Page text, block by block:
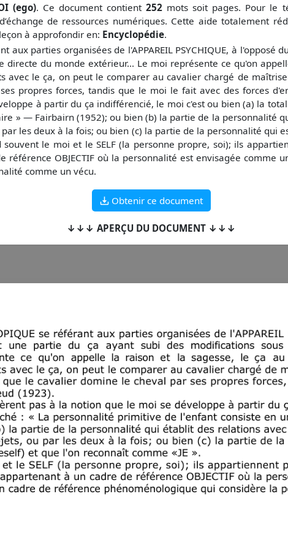
(ego). Ce document contient252 mots soit pages. Pour le
d’échange de ressources numériques. Cette aide totalement
à approfondir en: Encyclopédie.
aux parties organisées de l'APPAREIL PSYCHIQUE, à
directe du monde extérieur... Le moi représente ce qu'on
avec le ça, on peut le comparer au cavalier chargé de
propres forces, tandis que le moi le fait avec des forces
à partir du ça indifférencié, le moi c'est ou bien (a) la
» — Fairbairn (1952); ou bien (b) la partie de la personnalité
par les deux à la fois; ou bien (c) la partie de la personnalité qui
souvent le moi et le SELF (la personne propre, soi); ils
OBJECTIF où la personnalité est envisagée comme
comme un vécu.
Obtenir ce document
↓↓↓ APERÇU DU DOCUMENT ↓↓↓